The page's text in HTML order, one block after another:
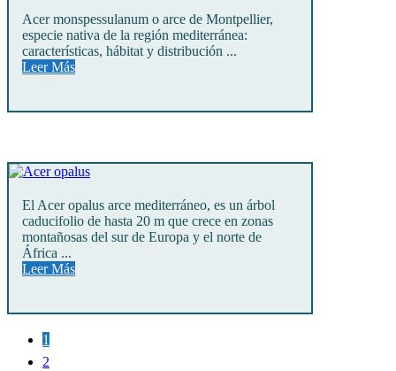
Acer monspessulanum o arce de Montpellier,
especie nativa de la región mediterránea:
características, hábitat y distribución ...
Leer Más
El Acer opalus arce mediterráneo, es un árbol
caducifolio de hasta 20 m que crece en zonas
montañosas del sur de Europa y el norte de
África ...
Leer Más
1
2